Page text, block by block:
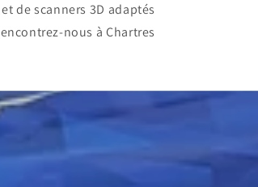
de scanners 3D adaptés
nous à Chartres